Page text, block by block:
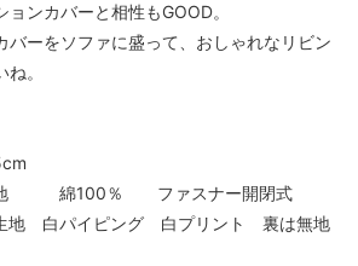
ンカバーと相性もGOOD。
バーをソファに盛って、おしゃれなリビン
。
地 綿100％ ファスナー開閉式
地 白パイピング 白プリント 裏は無地